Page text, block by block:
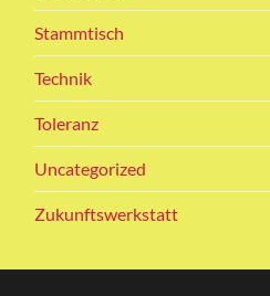
Stammtisch
Technik
Toleranz
Uncategorized
Zukunftswerkstatt